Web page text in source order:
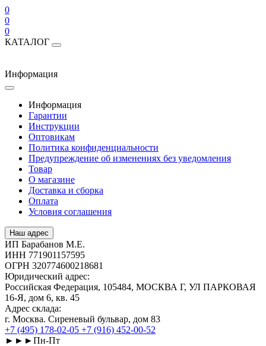
0
0
0
КАТАЛОГ
Информация
Информация
Гарантии
Инструкции
Оптовикам
Политика конфиденциальности
Предупреждение об изменениях без уведомления
Товар
О магазине
Доставка и сборка
Оплата
Условия соглашения
Наш адрес
ИП Барабанов М.Е.
ИНН 771901157595
ОГРН 320774600218681
Юридический адрес:
Российская Федерация, 105484, МОСКВА Г, УЛ ПАРКОВАЯ
16-Я, дом 6, кв. 45
Адрес склада:
г. Москва. Сиреневый бульвар, дом 83
+7 (495) 178-02-05 +7 (916) 452-00-52
►►►Пн-Пт